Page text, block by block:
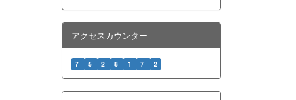
アクセスカウンター
7 5 2 8 1 7 2